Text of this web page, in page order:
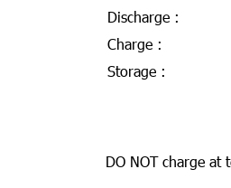
Discharge :
Charge :
Storage :
DO NOT charge at